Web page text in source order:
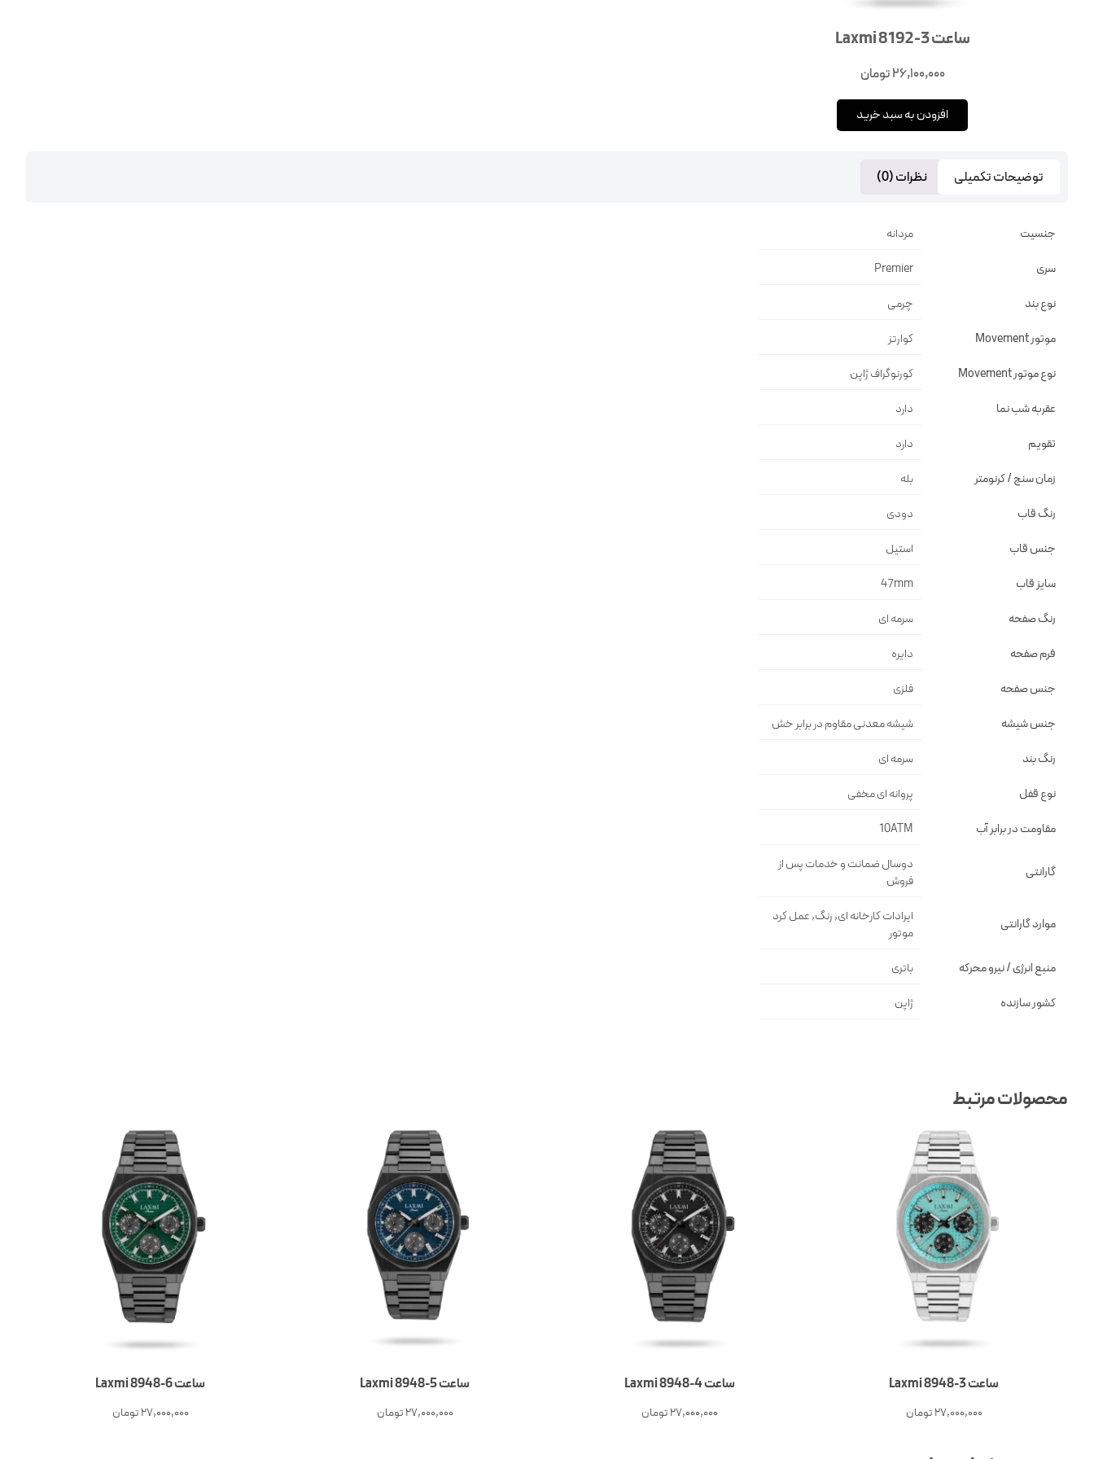
ساعت Laxmi 8192-3
26,100,000تومان
افزودن به سبد خرید
توضیحات تکمیلی نظرات (0)
جنسیت مردانه
سری Premier
نوع بند چرمی
موتور Movement کوارتز
نوع موتور Movement کورنوگراف ژاپن
عقربه شب نما دارد
تقویم دارد
زمان سنج / کرنومتر بله
رنگ قاب دودى
جنس قاب استيل
سایز قاب 47mm
رنگ صفحه سرمه اى
فرم صفحه دايره
جنس صفحه فلزى
جنس شیشه شيشه معدنى مقاوم در برابر خش
رنگ بند سرمه اى
نوع قفل پروانه اى مخفى
مقاومت در برابر آب 10ATM
گارانتی
دوسال ضمانت و خدمات پس از
فروش
موارد گارانتی
ایرادات کارخانه ای, رنگ, عمل کرد
موتور
منبع انرژی / نیرو محرکه باتری
کشور سازنده ژاپن
محصولات مرتبط
ساعت 3-Laxmi 8948
27,000,000تومان
ساعت 4-Laxmi 8948
27,000,000تومان
ساعت 5-Laxmi 8948
27,000,000تومان
ساعت 6-Laxmi 8948
27,000,000تومان